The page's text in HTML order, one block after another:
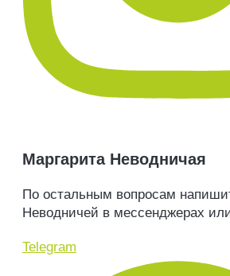
Маргарита Неводничая
По остальным вопросам
Неводничей в мессенджерах
Telegram